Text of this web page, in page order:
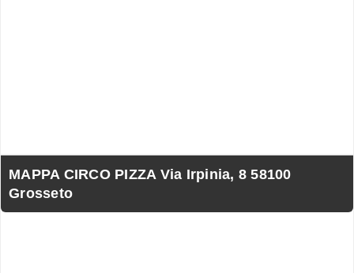
MAPPA CIRCO PIZZA Via Irpinia, 8 58100
Grosseto